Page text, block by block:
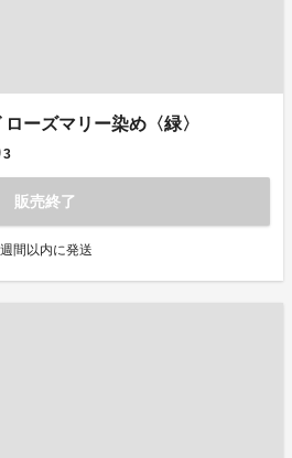
ーズマリー染め〈緑〉
3
販売終了
間以内に発送